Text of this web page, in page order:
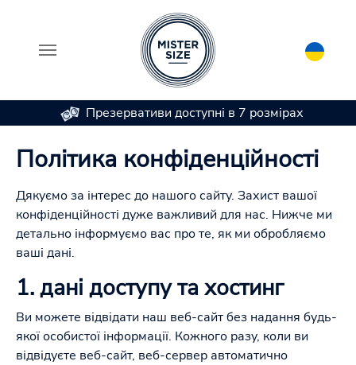
Презервативи доступні в 7 розмірах
Політика конфіденційності
Дякуємо за інтерес до нашого сайту. Захист вашої
конфіденційності дуже важливий для нас. Нижче ми
детально інформуємо вас про те, як ми обробляємо
ваші дані.
1. дані доступу та хостинг
Ви можете відвідати наш веб-сайт без надання будь-
якої особистої інформації. Кожного разу, коли ви
відвідуєте веб-сайт, веб-сервер автоматично